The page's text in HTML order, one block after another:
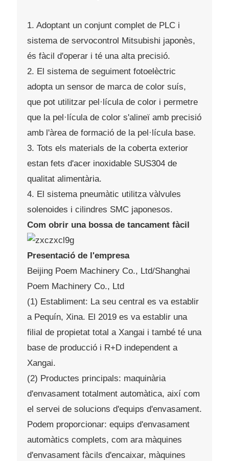
1. Adoptant un conjunt complet de PLC i
sistema de servocontrol Mitsubishi japonès,
és fàcil d'operar i té una alta precisió.
2. El sistema de seguiment fotoelèctric
adopta un sensor de marca de color suís,
que pot utilitzar pel·lícula de color i permetre
que la pel·lícula de color s'alineï amb precisió
amb l'àrea de formació de la pel·lícula base.
3. Tots els materials de la coberta exterior
estan fets d'acer inoxidable SUS304 de
qualitat alimentària.
4. El sistema pneumàtic utilitza vàlvules
solenoides i cilindres SMC japonesos.
Com obrir una bossa de tancament fàcil
Presentació de l'empresa
Beijing Poem Machinery Co., Ltd/Shanghai
Poem Machinery Co., Ltd
(1) Establiment: La seu central es va establir
a Pequín, Xina. El 2019 es va establir una
filial de propietat total a Xangai i també té una
base de producció i R+D independent a
Xangai.
(2) Productes principals: maquinària
d'envasament totalment automàtica, així com
el servei de solucions d'equips d'envasament.
Podem proporcionar: equips d'envasament
automàtics complets, com ara màquines
d'envasament fàcils d'encaixar, màquines